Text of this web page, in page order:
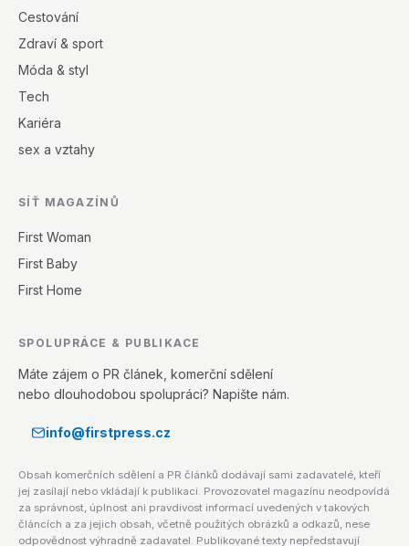
Cestování
Zdraví & sport
Móda & styl
Tech
Kariéra
sex a vztahy
SÍŤ MAGAZÍNŮ
First Woman
First Baby
First Home
SPOLUPRÁCE & PUBLIKACE
Máte zájem o PR článek, komerční sdělení
nebo dlouhodobou spolupráci? Napište nám.
info@firstpress.cz
Obsah komerčních sdělení a PR článků dodávají sami zadavatelé, kteří
jej zasílají nebo vkládají k publikaci. Provozovatel magazínu neodpovídá
za správnost, úplnost ani pravdivost informací uvedených v takových
článcích a za jejich obsah, včetně použitých obrázků a odkazů, nese
odpovědnost výhradně zadavatel. Publikované texty nepředstavují